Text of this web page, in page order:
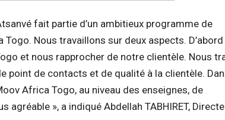
fait partie d’un ambitieux programme de
Nous travaillons sur deux aspects. D’abord
et nous rapprocher de notre clientèle. Nous
point de contacts et de qualité à la clientèle.
Africa Togo, au niveau des enseignes, de
», a indiqué Abdellah TABHIRET,